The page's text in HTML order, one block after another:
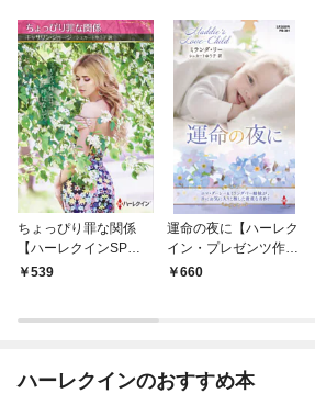
ちょっぴり罪な関係
【ハーレクインSP文
庫版】
539
運命の夜に【ハーレク
イン・プレゼンツ作家
シリーズ別冊版】
660
ハーレクインのおすすめ本